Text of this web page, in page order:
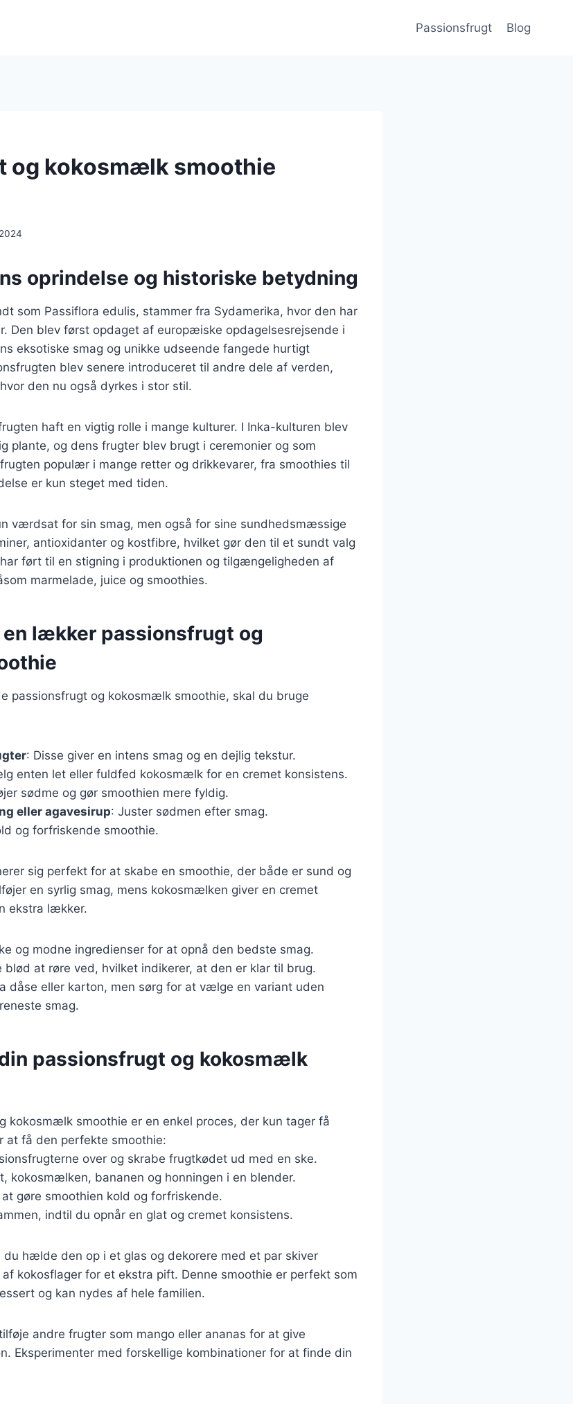
Passionsfrugt Blog
og kokosmælk smoothie
oprindelse og historiske betydning
som Passiflora edulis, stammer fra Sydamerika, hvor den har
Den blev først opdaget af europæiske opdagelsesrejsende i
eksotiske smag og unikke udseende fangede hurtigt
blev senere introduceret til andre dele af verden,
den nu også dyrkes i stor stil.
haft en vigtig rolle i mange kulturer. I Inka-kulturen blev
plante, og dens frugter blev brugt i ceremonier og som
populær i mange retter og drikkevarer, fra smoothies til
er kun steget med tiden.
værdsat for sin smag, men også for sine sundhedsmæssige
antioxidanter og kostfibre, hvilket gør den til et sundt valg
ført til en stigning i produktionen og tilgængeligheden af
marmelade, juice og smoothies.
lækker passionsfrugt og
passionsfrugt og kokosmælk smoothie, skal du bruge
: Disse giver en intens smag og en dejlig tekstur.
enten let eller fuldfed kokosmælk for en cremet konsistens.
sødme og gør smoothien mere fyldig.
eller agavesirup: Juster sødmen efter smag.
og forfriskende smoothie.
sig perfekt for at skabe en smoothie, der både er sund og
en syrlig smag, mens kokosmælken giver en cremet
ekstra lækker.
og modne ingredienser for at opnå den bedste smag.
at røre ved, hvilket indikerer, at den er klar til brug.
dåse eller karton, men sørg for at vælge en variant uden
smag.
passionsfrugt og kokosmælk
kokosmælk smoothie er en enkel proces, der kun tager få
at få den perfekte smoothie:
over og skrabe frugtkødet ud med en ske.
kokosmælken, bananen og honningen i en blender.
gøre smoothien kold og forfriskende.
indtil du opnår en glat og cremet konsistens.
du hælde den op i et glas og dekorere med et par skiver
kokosflager for et ekstra pift. Denne smoothie er perfekt som
og kan nydes af hele familien.
andre frugter som mango eller ananas for at give
Eksperimenter med forskellige kombinationer for at finde din